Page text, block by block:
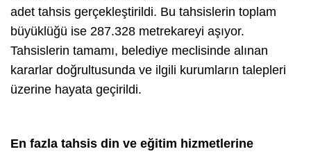
adet tahsis gerçekleştirildi. Bu tahsislerin toplam
büyüklüğü ise 287.328 metrekareyi aşıyor.
Tahsislerin tamamı, belediye meclisinde alınan
kararlar doğrultusunda ve ilgili kurumların talepleri
üzerine hayata geçirildi.
En fazla tahsis din ve eğitim hizmetlerine